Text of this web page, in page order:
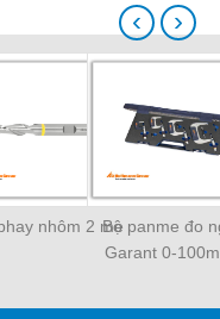
nhôm 2 meBộ panme đo
Garant 0-
‹ ›